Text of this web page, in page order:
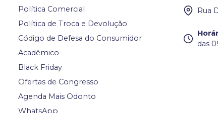
Política Comercial
Política de Troca e Devolução
Código de Defesa do Consumidor
Acadêmico
Black Friday
Ofertas de Congresso
Agenda Mais Odonto
WhatsApp
Rua
das